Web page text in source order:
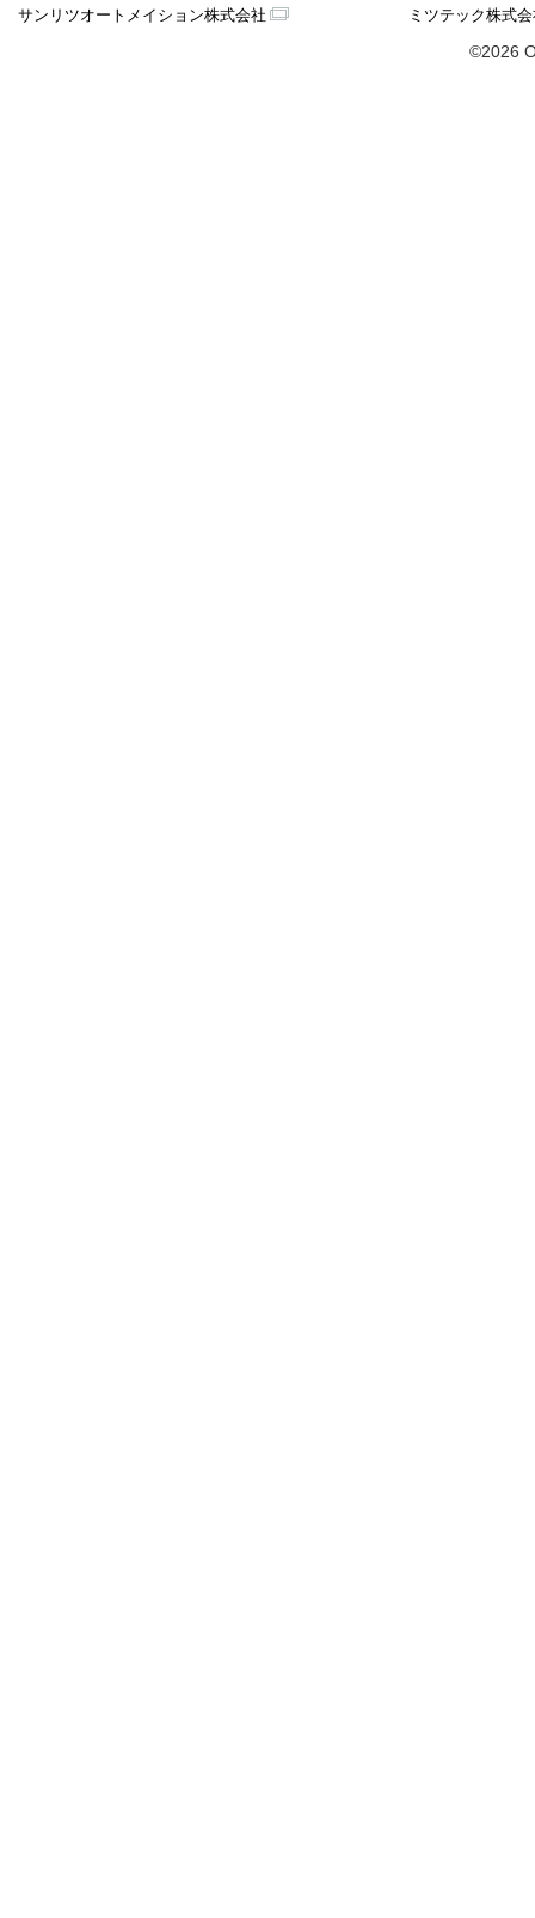
サンリツオートメイション株式会社
ミツテック株式
©2026